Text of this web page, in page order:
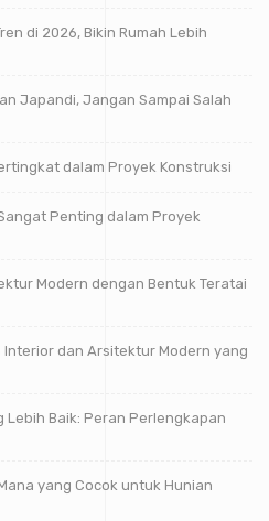
di 2026, Bikin Rumah Lebih
Japandi, Jangan Sampai Salah
dalam Proyek Konstruksi
Penting dalam Proyek
Modern dengan Bentuk Teratai
Interior dan Arsitektur Modern yang
Lebih Baik: Peran Perlengkapan
yang Cocok untuk Hunian